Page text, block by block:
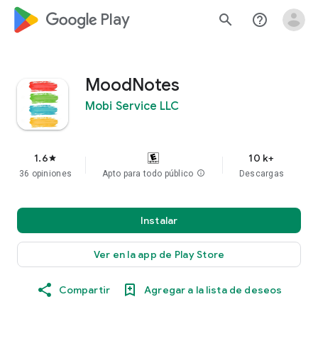
google_logo Play search help_outline
MoodNotes
Mobi Service LLC
1.6star
36 opiniones Apto para todo público info
10 k+
Descargas
Instalar
Ver en la app de Play Store
Compartir Agregar a la lista de deseos